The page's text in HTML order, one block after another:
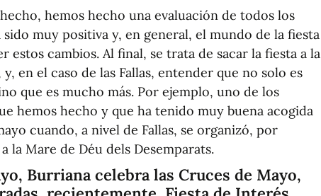
hemos hecho una evaluación de todos los
muy positiva y, en general, el mundo de la fiesta
estos cambios. Al final, se trata de sacar la fiesta a la
en el caso de las Fallas, entender que no solo es
que es mucho más. Por ejemplo, uno de los
hemos hecho y que ha tenido muy buena acogida
cuando, a nivel de Fallas, se organizó, por
la Mare de Déu dels Desemparats.
Burriana celebra las Cruces de Mayo,